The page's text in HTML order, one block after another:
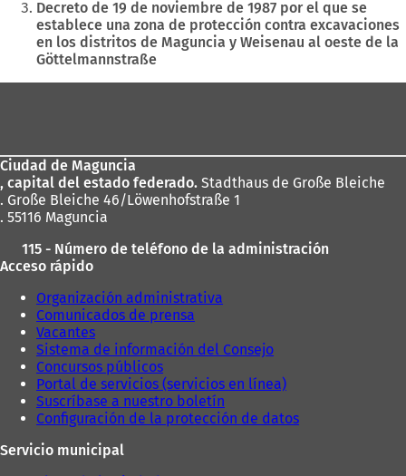
aquí:Decreto de 19 de noviembre de 1987 por el que se
establece una zona de protección contra excavaciones
en los distritos de Maguncia y Weisenau al oeste de la
Göttelmannstraße
pies
Ciudad de Maguncia
, capital del estado federado. Stadthaus de Große Bleiche
. Große Bleiche 46/Löwenhofstraße 1
. 55116 Maguncia
115 - Número de teléfono de la administración
Acceso rápido
Organización administrativa
Comunicados de prensa
Vacantes
Sistema de información del Consejo
Concursos públicos
Portal de servicios (servicios en línea)
Suscríbase a nuestro boletín
Configuración de la protección de datos
Servicio municipal